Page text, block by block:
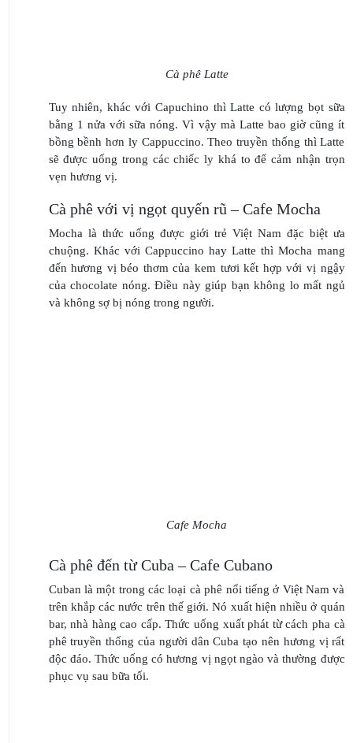
Cà phê Latte
Tuy nhiên, khác với Capuchino thì Latte có lượng bọt sữa
bằng 1 nửa với sữa nóng. Vì vậy mà Latte bao giờ cũng ít
bồng bềnh hơn ly Cappuccino. Theo truyền thống thì Latte
sẽ được uống trong các chiếc ly khá to để cảm nhận trọn
vẹn hương vị.
Cà phê với vị ngọt quyến rũ – Cafe Mocha
Mocha là thức uống được giới trẻ Việt Nam đặc biệt ưa
chuộng. Khác với Cappuccino hay Latte thì Mocha mang
đến hương vị béo thơm của kem tươi kết hợp với vị ngậy
của chocolate nóng. Điều này giúp bạn không lo mất ngủ
và không sợ bị nóng trong người.
Cafe Mocha
Cà phê đến từ Cuba – Cafe Cubano
Cuban là một trong các loại cà phê nổi tiếng ở Việt Nam và
trên khắp các nước trên thế giới. Nó xuất hiện nhiều ở quán
bar, nhà hàng cao cấp. Thức uống xuất phát từ cách pha cà
phê truyền thống của người dân Cuba tạo nên hương vị rất
độc đáo. Thức uống có hương vị ngọt ngào và thường được
phục vụ sau bữa tối.